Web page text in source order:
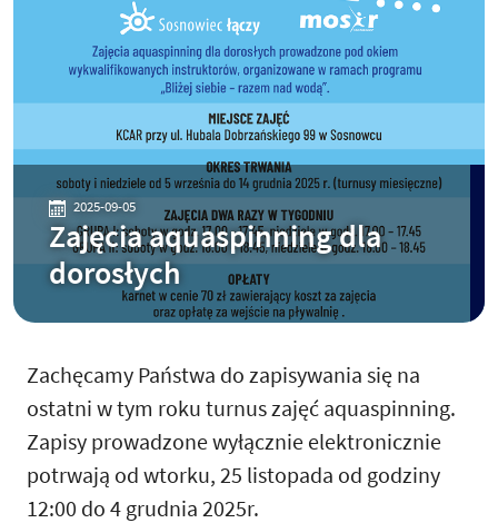
2025-09-05
Zajęcia aquaspinning dla
dorosłych
Zachęcamy Państwa do zapisywania się na
ostatni w tym roku turnus zajęć aquaspinning.
Zapisy prowadzone wyłącznie elektronicznie
potrwają od wtorku, 25 listopada od godziny
12:00 do 4 grudnia 2025r.